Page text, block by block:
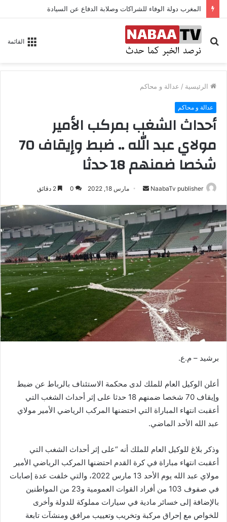
المغرب دولة الوفاء للشراكات وصلابة الدفاع عن السيادة
القائمة
بحث
عن
الرئيسية / عدالة و محاكم
عدالة و محاكم
أحداث الشغب بمركب الأمير
مولاي عبد الله .. ضبط وإيقاف 70
شخصا ضمنهم 18 حدثا
NaabaTv publisher
س
ل
ب
ر
ي
د
ا
إ
ل
ا
مارس 18, 2022 0
برشيد – م.ع.
أعلن الوكيل العام للملك لدى محكمة الاستئناف بالرباط عن ضبط
وإيقاف 70 شخصا ضمنهم 18 حدثا على إثر أحداث الشغب التي
أعقبت انتهاء المباراة التي احتضنها المركب الرياضي الأمير مولاي
عبد الله الأحد الماضي.
وذكر بلاغ للوكيل العام للملك أنه “على إثر أحداث الشغب التي
أعقبت انتهاء مباراة في كرة القدم احتضنها المركب الرياضي الأمير
مولاي عبد الله يوم الأحد 13 مارس 2022، والتي خلفت عدة إصابات
في صفوف 103 من أفراد القوات العمومية و23 من المواطنين
بالإضافة إلى خسائر مادية في سيارات مملوكة للدولة وأخرى
للخواص مع إحراق مركبة وتخريب وتعييب مرافق ومنشآت تابعة